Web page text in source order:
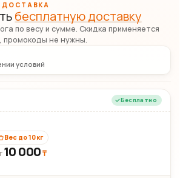
ДОСТАВКА
бесплатную доставку
по весу и сумме. Скидка применяется
, промокоды не нужны.
условий
Бесплатно
Вес до 10 кг
10 000₸